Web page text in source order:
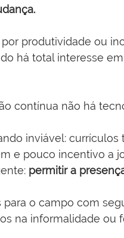
produtividade ou
há total interesse
contínua não há
inviável: currículos
e pouco incentivo a
permitir a
o campo com
na informalidade ou